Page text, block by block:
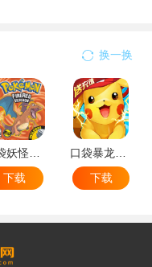
换一换
下载
下载